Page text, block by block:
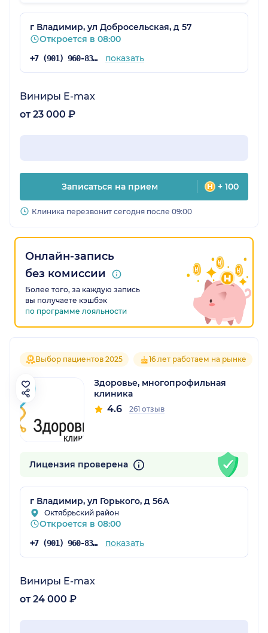
г Владимир, ул Добросельская, д 57
Откроется в 08:00
+7 (901) 960-83-57 показать
Виниры E-max
от 23 000 ₽
Записаться на прием + 100
Клиника перезвонит сегодня после 09:00
Онлайн-запись
без комиссии
Более того, за каждую запись
вы получаете кэшбэк
по программе лояльности
Выбор пациентов 2025 16 лет работаем на рынке
Здоровье, многопрофильная
клиника
4.6 261 отзыв
Лицензия проверена
г Владимир, ул Горького, д 56А
Октябрьский район
Откроется в 08:00
+7 (901) 960-83-52 показать
Виниры E-max
от 24 000 ₽